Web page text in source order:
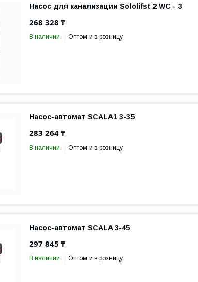
Насос для канализации Sololifst 2 WC - 3
268 328 ₸
В наличии Оптом и в розницу
Насос-автомат SCALA1 3-35
283 264 ₸
В наличии Оптом и в розницу
Насос-автомат SCALA 3-45
297 845 ₸
В наличии Оптом и в розницу